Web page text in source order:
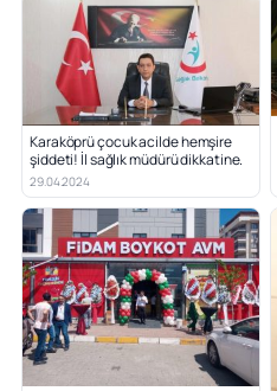
Karaköprü çocuk acilde hemşire
şiddeti! İl sağlık müdürü dikkatine.
29.04.2024